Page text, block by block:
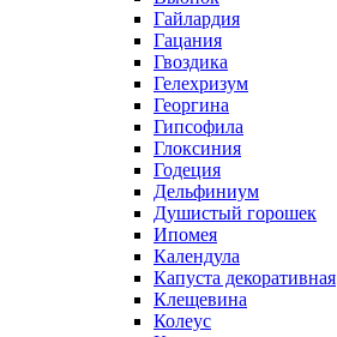
Гайлардия
Гацания
Гвоздика
Гелехризум
Георгина
Гипсофила
Глоксиния
Годеция
Дельфиниум
Душистый горошек
Ипомея
Календула
Капуста декоративная
Клещевина
Колеус